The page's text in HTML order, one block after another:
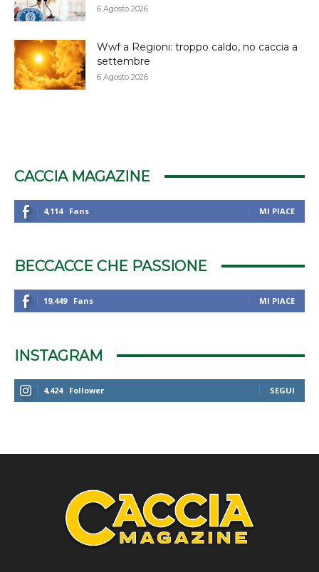
6 Agosto 2026
Wwf a Regioni: troppo caldo, no caccia a
settembre
6 Agosto 2026
CACCIA MAGAZINE
4,114 Fans MI PIACE
BECCACCE CHE PASSIONE
19,449 Fans MI PIACE
INSTAGRAM
4,424 Follower SEGUI